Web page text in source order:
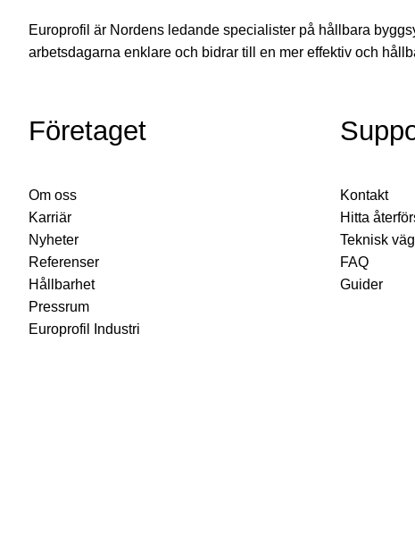
Europrofil är Nordens ledande specialister på hållbara
arbetsdagarna enklare och bidrar till en mer effektiv och
Företaget
Om oss
Karriär
Nyheter
Referenser
Hållbarhet
Pressrum
Europrofil Industri
Kontakt
Hitta
Teknisk
FAQ
Guider